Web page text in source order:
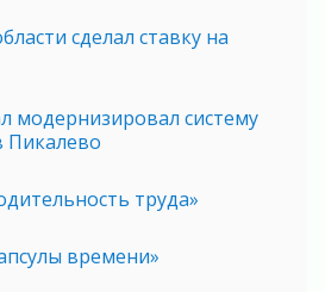
сделал ставку на
модернизировал систему
Пикалево
труда»
времени»